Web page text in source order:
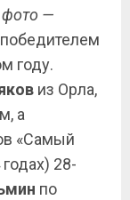
фото —
году.
из Орла,
а
«Самый
28-
по